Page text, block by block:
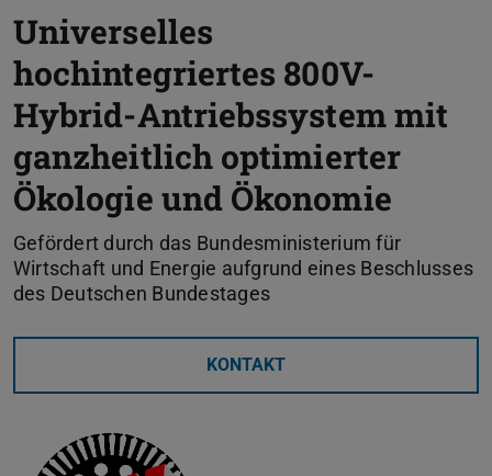
Universelles
hochintegriertes 800V-
Hybrid-Antriebssystem mit
ganzheitlich optimierter
Ökologie und Ökonomie
Gefördert durch das Bundesministerium für
Wirtschaft und Energie aufgrund eines Beschlusses
des Deutschen Bundestages
KONTAKT